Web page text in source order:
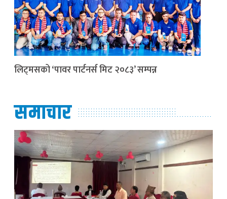
लिट्मसको ‘पावर पार्टनर्स मिट २०८३’ सम्पन्न
समाचार